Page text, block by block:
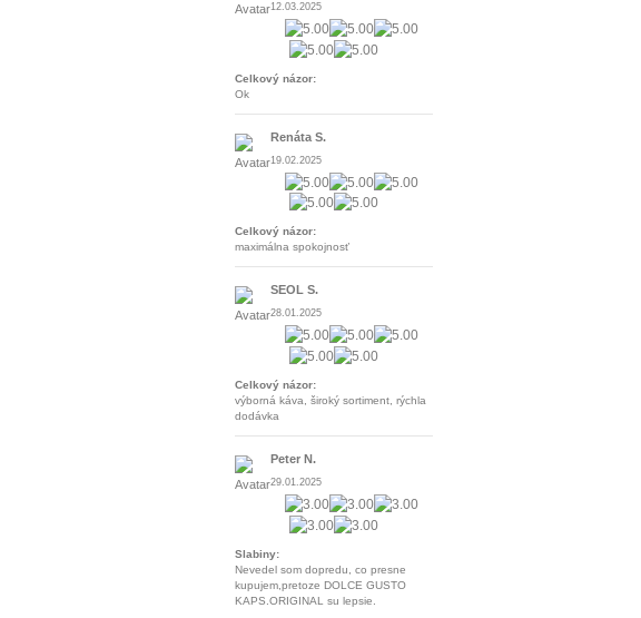
12.03.2025
Celkový názor:
Ok
Renáta S.
19.02.2025
Celkový názor:
maximálna spokojnosť
SEOL S.
28.01.2025
Celkový názor:
výborná káva, široký sortiment, rýchla
dodávka
Peter N.
29.01.2025
Slabiny:
Nevedel som dopredu, co presne
kupujem,pretoze DOLCE GUSTO
KAPS.ORIGINAL su lepsie.